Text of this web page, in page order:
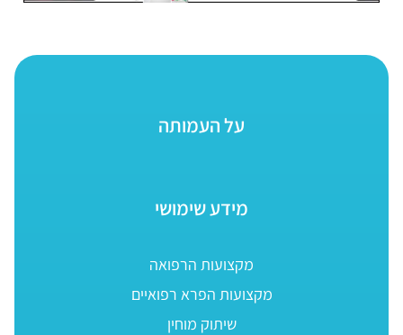
על העמותה
מידע שימושי
מקצועות הרפואה
מקצועות הפרא רפואיים
שיתוק מוחין